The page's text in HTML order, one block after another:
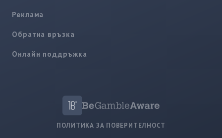
Реклама
Обратна връзка
Онлайн поддръжка
ПОЛИТИКА ЗА ПОВЕРИТЕЛНОСТ